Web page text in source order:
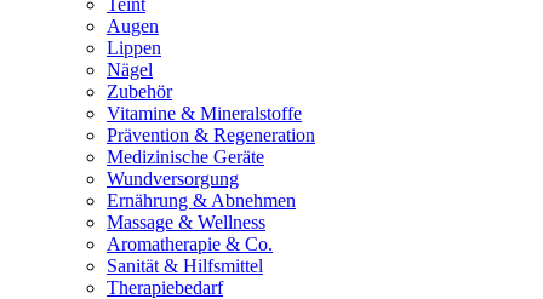
Teint
Augen
Lippen
Nägel
Zubehör
Vitamine & Mineralstoffe
Prävention & Regeneration
Medizinische Geräte
Wundversorgung
Ernährung & Abnehmen
Massage & Wellness
Aromatherapie & Co.
Sanität & Hilfsmittel
Therapiebedarf